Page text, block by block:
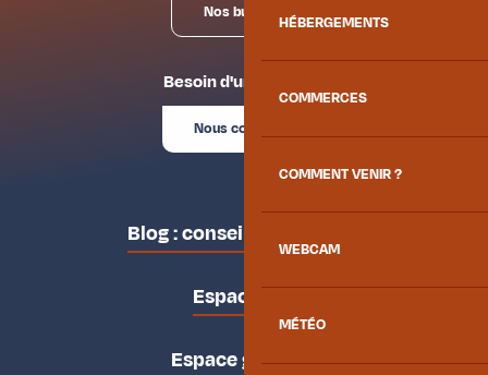
HÉBERGEMENTS
COMMERCES
COMMENT VENIR ?
WEBCAM
MÉTÉO
Nos bureaux
Besoin d'un conseil ?
Nous contacter
Blog : conseils des locaux
Espace pro
Espace groupes